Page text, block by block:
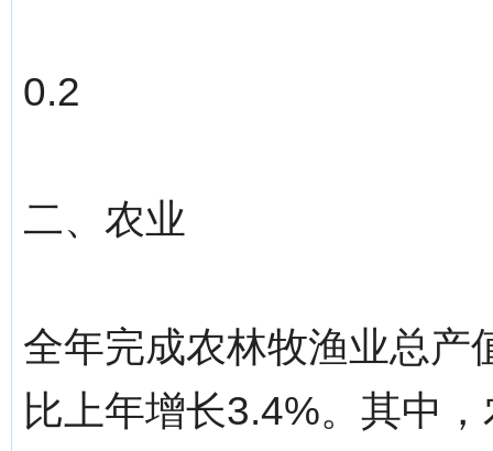
0.2
二、农业
全年完成农林牧渔业总产
比上年增长3.4%。其中